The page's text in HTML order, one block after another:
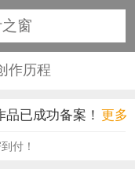
窗
作历程
已成功备案！
已成功备案！
更多
付！